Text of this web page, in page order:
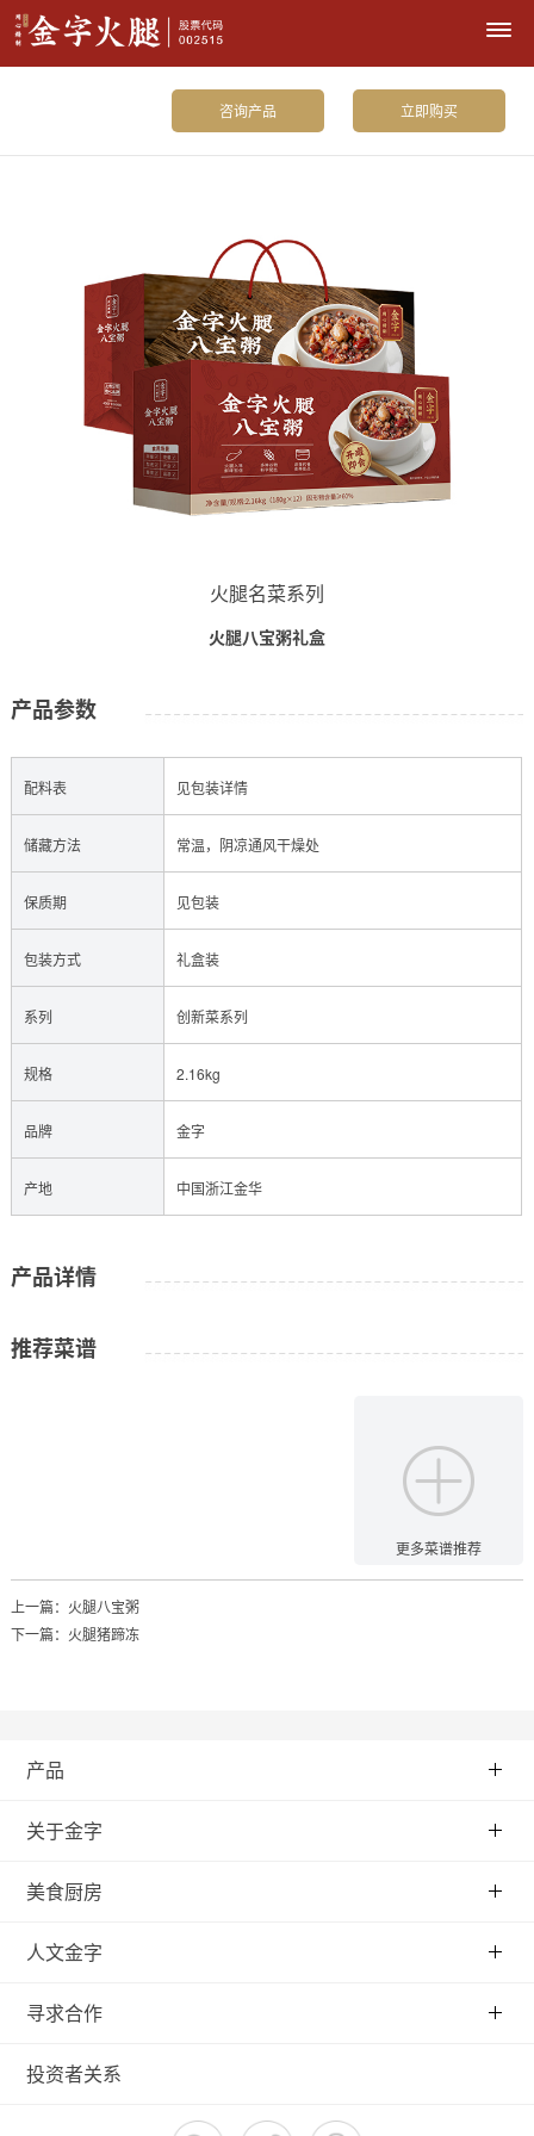
立即购买
咨询产品
火腿名菜系列
火腿八宝粥礼盒
产品参数
配料表 见包装详情
储藏方法 常温，阴凉通风干燥处
保质期 见包装
包装方式 礼盒装
系列 创新菜系列
规格 2.16kg
品牌 金字
产地 中国浙江金华
产品详情
推荐菜谱
更多菜谱推荐
上一篇： 火腿八宝粥
下一篇： 火腿猪蹄冻
产品
关于金字
美食厨房
人文金字
寻求合作
投资者关系